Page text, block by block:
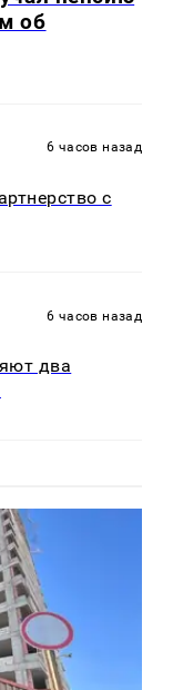
об
6 часов назад
с
6 часов назад
два